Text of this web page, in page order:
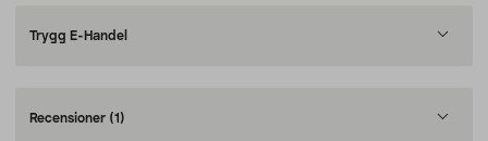
Trygg E-Handel
Recensioner (1)